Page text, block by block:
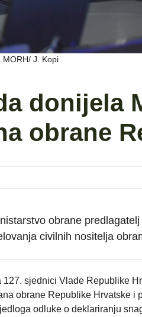
MORH/ J. Kopi
donijela
obrane
obrane
civilnih nositelja
127. sjednici Vlade Republike
obrane Republike Hrvatske i
odluke o deklariranju